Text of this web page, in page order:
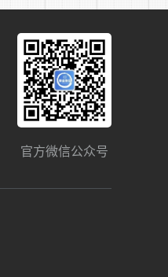
官方微信公众号